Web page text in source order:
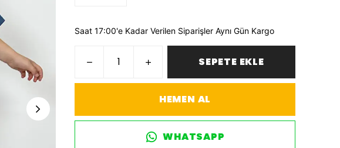
Saat 17:00'e Kadar Verilen Siparişler Aynı Gün Kargo
SEPETE EKLE
HEMEN AL
WHATSAPP